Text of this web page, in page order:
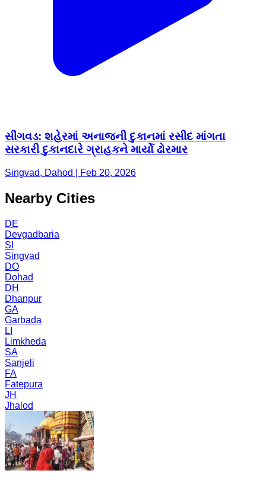
સીંગવડ: શહેરમાં અનાજની દુકાનમાં રસીદ માંગતા
સરકારી દુકાનદારે ગ્રાહકને માર્યો ઢોરમાર
Singvad, Dahod | Feb 20, 2026
Nearby Cities
DE
Devgadbaria
SI
Singvad
DO
Dohad
DH
Dhanpur
GA
Garbada
LI
Limkheda
SA
Sanjeli
FA
Fatepura
JH
Jhalod